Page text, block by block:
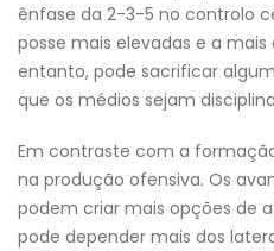
ênfase da 2-3-5 no controlo
posse mais elevadas e a
entanto, pode sacrificar
que os médios sejam
Em contraste com a
na produção ofensiva. Os
podem criar mais opções de
pode depender mais dos